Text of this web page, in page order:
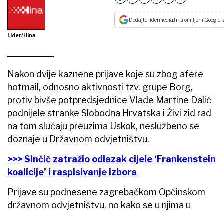
Lider/Hina
Dodajte lidermedia.hr u omiljeni Google
Nakon dvije kaznene prijave koje su zbog afere
hotmail, odnosno aktivnosti tzv. grupe Borg,
protiv bivše potpredsjednice Vlade Martine Dalić
podnijele stranke Slobodna Hrvatska i Živi zid rad
na tom slučaju preuzima Uskok, neslužbeno se
doznaje u Državnom odvjetništvu.
>>> Sinčić zatražio odlazak cijele ‘Frankenstein
koalicije’ i raspisivanje izbora
Prijave su podnesene zagrebačkom Općinskom
državnom odvjetništvu, no kako se u njima u